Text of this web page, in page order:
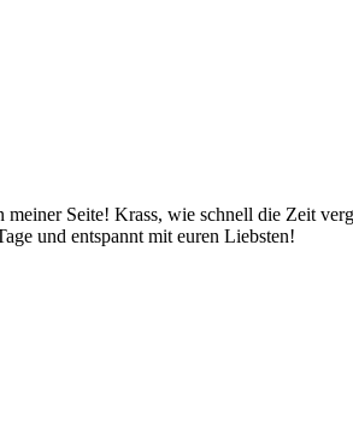
meiner Seite! Krass, wie schnell die Zeit
und entspannt mit euren Liebsten!